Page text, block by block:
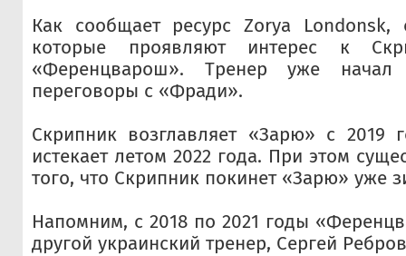
Как сообщает ресурс Zorya
которые проявляют интерес к
«Ференцварош». Тренер уже начал
переговоры с «Фради».
Скрипник возглавляет «Зарю» с 2019
истекает летом 2022 года. При этом
того, что Скрипник покинет «Зарю» уже
Напомним, с 2018 по 2021 годы
другой украинский тренер, Сергей